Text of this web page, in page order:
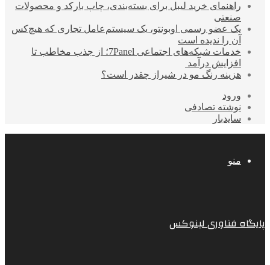
راهنمای خرید لیبل برای بسته‌بندی، چاپ بارکد و محصولات
صنعتی
یک عضو رسمی اوبونتو، یک سیستم‌عامل تجاری که هیچ‌کس
آن را ندیده است
خدمات شبکه‌های اجتماعی 7Panel؛ از جذب مخاطب تا
افزایش درآمد
هزینه رنگ مو در شیراز چقدر است؟
ورود
نوشته تصادفی
سایدبار
منو
پایگاه فناوری لینوکس